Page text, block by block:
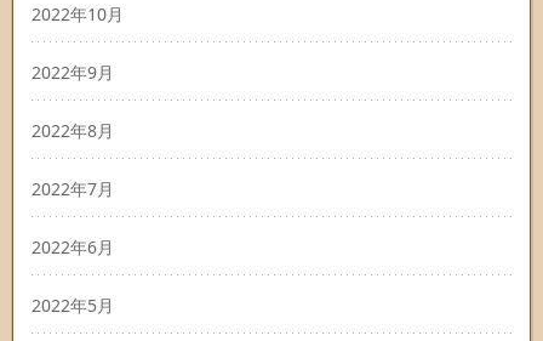
2022年10月
2022年9月
2022年8月
2022年7月
2022年6月
2022年5月